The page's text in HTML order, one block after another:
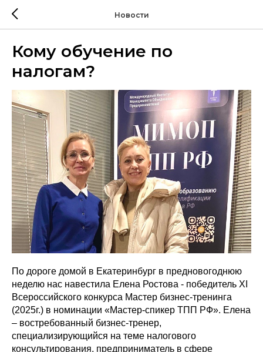
Новости
Кому обучение по
налогам?
По дороге домой в Екатеринбург в предновогоднюю
неделю нас навестила Елена Ростова - победитель XI
Всероссийского конкурса Мастер бизнес-тренинга
(2025г.) в номинации «Мастер-спикер ТПП РФ». Елена
– востребованный бизнес-тренер,
специализирующийся на теме налогового
консультирования, предприниматель в сфере